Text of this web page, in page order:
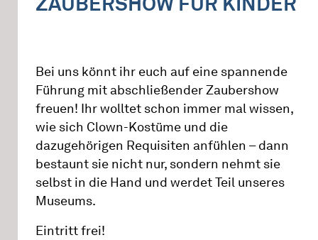
Bei uns könnt ihr euch auf eine spannende
Führung mit abschließender Zaubershow
freuen! Ihr wolltet schon immer mal wissen,
wie sich Clown-Kostüme und die
dazugehörigen Requisiten anfühlen – dann
bestaunt sie nicht nur, sondern nehmt sie
selbst in die Hand und werdet Teil unseres
Museums.
Eintritt frei!